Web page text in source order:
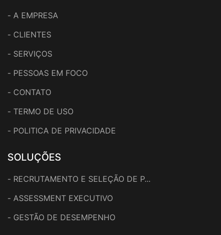
- A EMPRESA
- CLIENTES
- SERVIÇOS
- PESSOAS EM FOCO
- CONTATO
- TERMO DE USO
- POLITICA DE PRIVACIDADE
SOLUÇÕES
- RECRUTAMENTO E SELEÇÃO DE P...
- ASSESSMENT EXECUTIVO
- GESTÃO DE DESEMPENHO